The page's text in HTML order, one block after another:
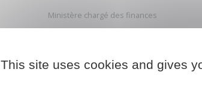
Ministère chargé des finances
This site uses cookies and gives